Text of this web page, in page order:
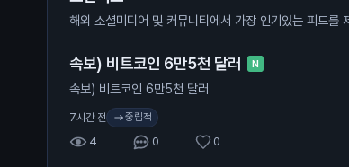
해외 소셜미디어 및 커뮤니티에서 가장 인기있는 피드를
속보) 비트코인 6만5천 달러 N
속보) 비트코인 6만5천 달러
7시간 전 중립적
4 0 0